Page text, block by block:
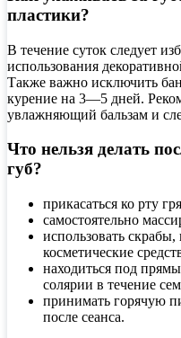
пластики?
В течение суток следует
использования
Также важно исключить
курение на 3—5 дней.
увлажняющий бальзам и
Что нельзя делать
губ?
прикасаться ко рту
самостоятельно
использовать
косметические
находиться под
солярии в течение
принимать горячую
после сеанса.